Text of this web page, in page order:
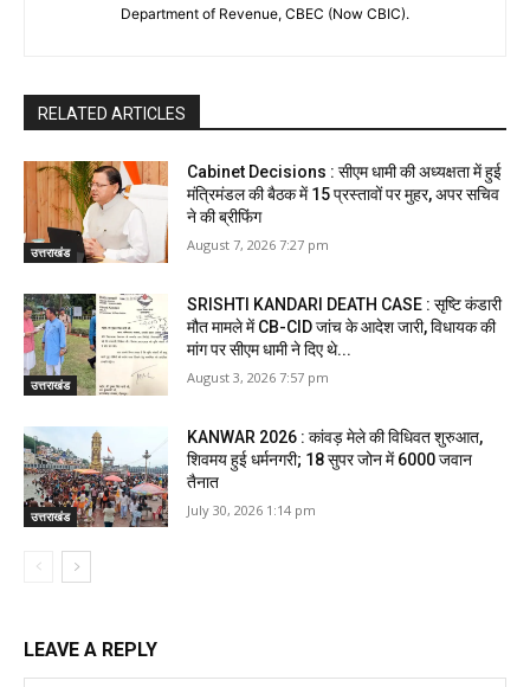
Department of Revenue, CBEC (Now CBIC).
RELATED ARTICLES
उत्तराखंड
Cabinet Decisions : सीएम धामी की अध्यक्षता में हुई
मंत्रिमंडल की बैठक में 15 प्रस्तावों पर मुहर, अपर सचिव
ने की ब्रीफिंग
August 7, 2026 7:27 pm
उत्तराखंड
SRISHTI KANDARI DEATH CASE : सृष्टि कंडारी
मौत मामले में CB-CID जांच के आदेश जारी, विधायक की
मांग पर सीएम धामी ने दिए थे...
August 3, 2026 7:57 pm
उत्तराखंड
KANWAR 2026 : कांवड़ मेले की विधिवत शुरुआत,
शिवमय हुई धर्मनगरी; 18 सुपर जोन में 6000 जवान
तैनात
July 30, 2026 1:14 pm
LEAVE A REPLY